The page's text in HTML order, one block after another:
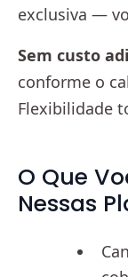
exclusiva —
Sem custo
conforme o
Flexibilidade
O Que
Nessas